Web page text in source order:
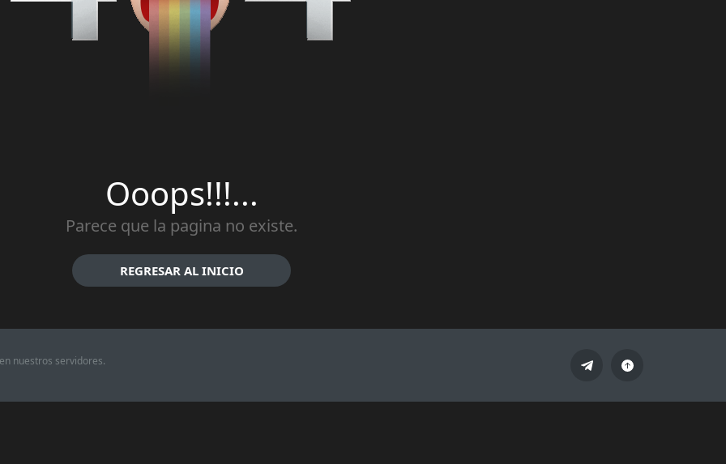
Ooops!!!...
Parece que la pagina no existe.
REGRESAR AL INICIO
nuestros servidores.